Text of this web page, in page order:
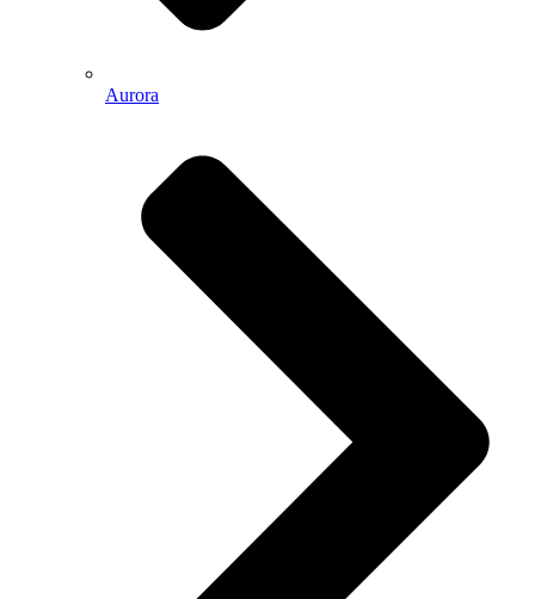
Aurora